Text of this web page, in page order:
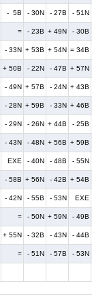
- 5B - 30N - 27B - 51N
= - 23B + 49N - 30B
- 33N + 53B + 54N = 34B
+ 50B - 22N - 47B + 57N
- 49N + 57B - 24N + 43B
- 28N + 59B - 33N + 46B
- 29N - 26N + 44B - 25B
- 43N - 48N + 56B + 59B
EXE - 40N - 48B - 55N
- 58B + 56N - 42B + 54B
- 42N - 55B - 53N EXE
= - 50N + 59N - 49B
+ 55N - 32B - 43N - 44B
= - 51N - 57B - 53N